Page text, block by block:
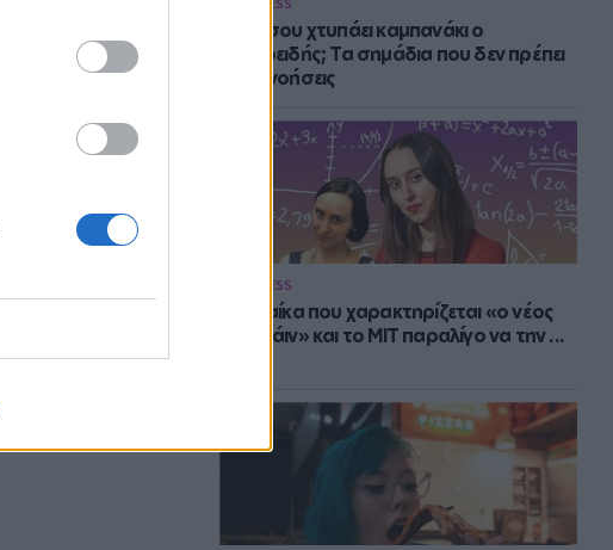
Πότε σου χτυπάει καμπανάκι ο
θυρεοειδής; Τα σημάδια που δεν πρέπει
να αγνοήσεις
WELLNESS
Η γυναίκα που χαρακτηρίζεται «ο νέος
Αϊνστάιν» και το MIT παραλίγο να την ...